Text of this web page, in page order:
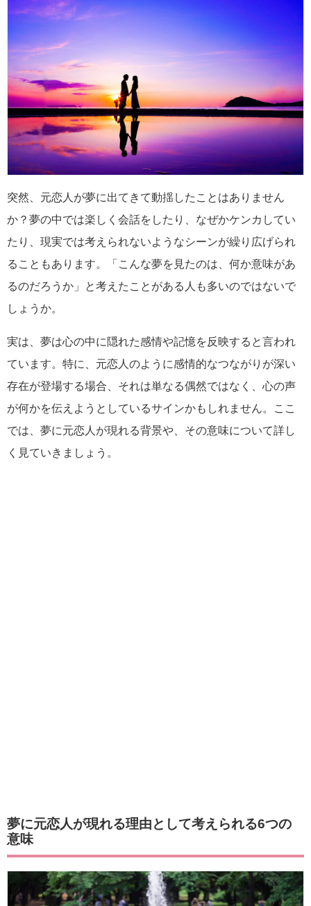
突然、元恋人が夢に出てきて動揺したことはありません
か？夢の中では楽しく会話をしたり、なぜかケンカしてい
たり、現実では考えられないようなシーンが繰り広げられ
ることもあります。「こんな夢を見たのは、何か意味があ
るのだろうか」と考えたことがある人も多いのではないで
しょうか。
実は、夢は心の中に隠れた感情や記憶を反映すると言われ
ています。特に、元恋人のように感情的なつながりが深い
存在が登場する場合、それは単なる偶然ではなく、心の声
が何かを伝えようとしているサインかもしれません。ここ
では、夢に元恋人が現れる背景や、その意味について詳し
く見ていきましょう。
夢に元恋人が現れる理由として考えられる6つの
意味